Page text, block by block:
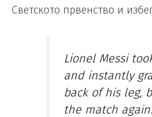
Светското првенство и
Lionel Messi
and instantly
back of his leg,
the match